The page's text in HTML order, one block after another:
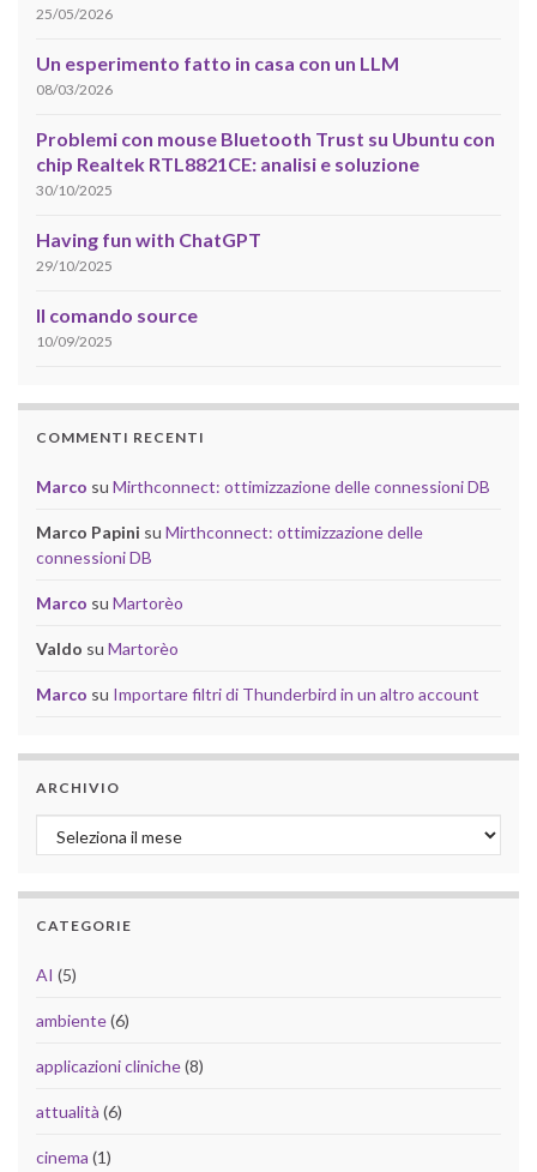
25/05/2026
Un esperimento fatto in casa con un LLM
08/03/2026
Problemi con mouse Bluetooth Trust su Ubuntu con
chip Realtek RTL8821CE: analisi e soluzione
30/10/2025
Having fun with ChatGPT
29/10/2025
Il comando source
10/09/2025
COMMENTI RECENTI
Marco su Mirthconnect: ottimizzazione delle connessioni DB
Marco Papini su Mirthconnect: ottimizzazione delle
connessioni DB
Marco su Martorèo
Valdo su Martorèo
Marco su Importare filtri di Thunderbird in un altro account
ARCHIVIO
Archivio
CATEGORIE
AI (5)
ambiente(6)
applicazioni cliniche(8)
attualità (6)
cinema (1)